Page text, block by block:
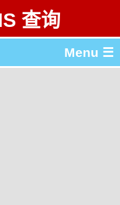
查询
Menu ☰